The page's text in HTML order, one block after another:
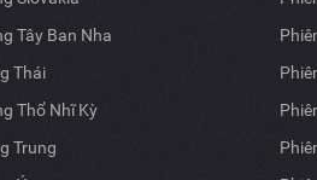
Tây Ban Nha
Thái
Thổ Nhĩ Kỳ
Trung